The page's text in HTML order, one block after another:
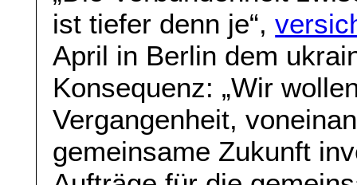
ist tiefer denn je“,
April in Berlin dem
Konsequenz: „Wir
Vergangenheit,
gemeinsame Zukunft